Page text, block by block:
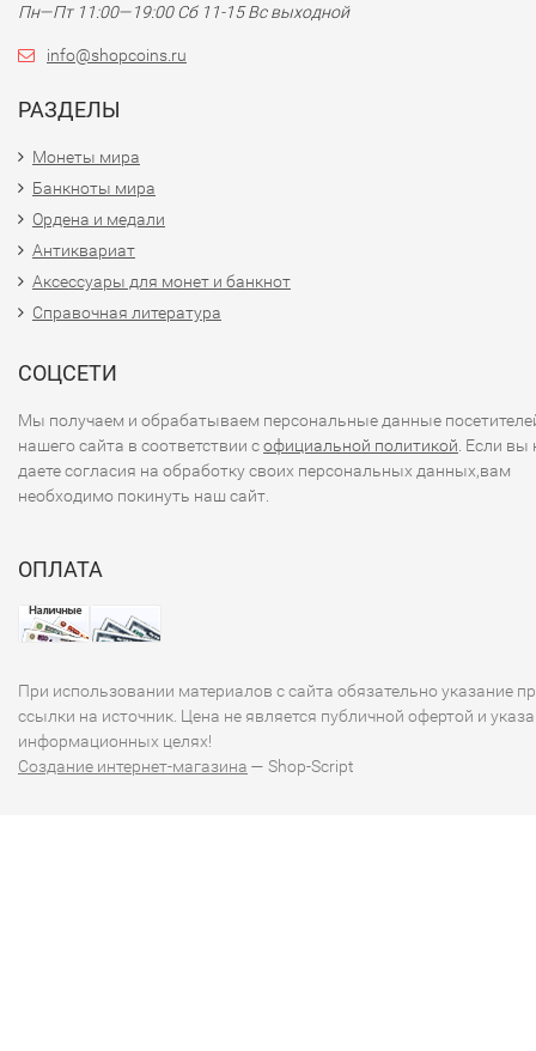
Пн—Пт 11:00—19:00 Сб 11-15 Вс выходной
info@shopcoins.ru
РАЗДЕЛЫ
Монеты мира
Банкноты мира
Ордена и медали
Антиквариат
Аксессуары для монет и банкнот
Справочная литература
СОЦСЕТИ
Мы получаем и обрабатываем персональные данные
нашего сайта в соответствии софициальной политикой. Если вы
даете согласия на обработку своих персональных данных,вам
необходимо покинуть наш сайт.
ОПЛАТА
При использовании материалов с сайта обязательно указание
ссылки на источник. Цена не является публичной офертой и
информационных целях!
Создание интернет-магазина — Shop-Script